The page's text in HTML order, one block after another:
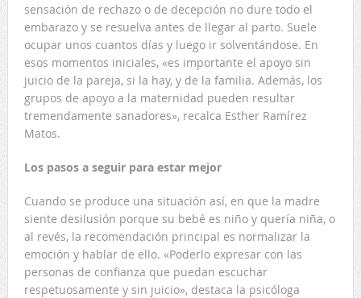
sensación de rechazo o de decepción no dure todo el
embarazo y se resuelva antes de llegar al parto. Suele
ocupar unos cuantos días y luego ir solventándose. En
esos momentos iniciales, «es importante el apoyo sin
juicio de la pareja, si la hay, y de la familia. Además, los
grupos de apoyo a la maternidad pueden resultar
tremendamente sanadores», recalca Esther Ramírez
Matos.
Los pasos a seguir para estar mejor
Cuando se produce una situación así, en que la madre
siente desilusión porque su bebé es niño y quería niña, o
al revés, la recomendación principal es normalizar la
emoción y hablar de ello. «Poderlo expresar con las
personas de confianza que puedan escuchar
respetuosamente y sin juicio», destaca la psicóloga